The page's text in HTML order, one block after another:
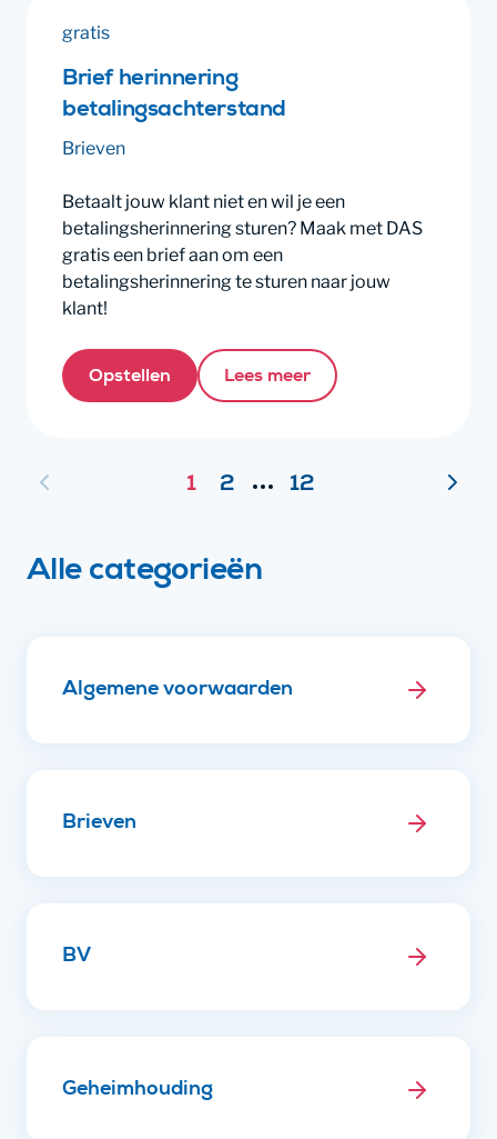
gratis
Brief herinnering
betalingsachterstand
Brieven
Betaalt jouw klant niet en wil je een
betalingsherinnering sturen? Maak met DAS
gratis een brief aan om een
betalingsherinnering te sturen naar jouw
klant!
Opstellen Lees meer
Paginering 1 2 12
Alle categorieën
Algemene voorwaarden
Brieven
BV
Geheimhouding